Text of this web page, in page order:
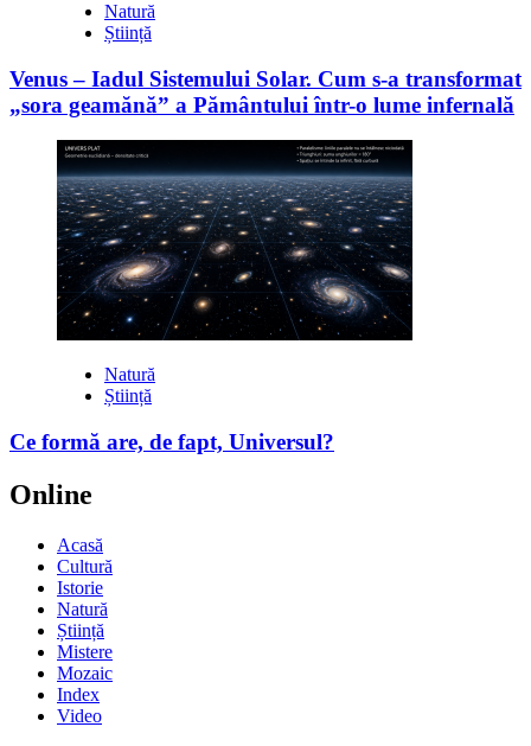
Natură
Știință
Venus – Iadul Sistemului Solar. Cum s-a transformat
„sora geamănă” a Pământului într-o lume infernală
Natură
Știință
Ce formă are, de fapt, Universul?
Online
Acasă
Cultură
Istorie
Natură
Știință
Mistere
Mozaic
Index
Video